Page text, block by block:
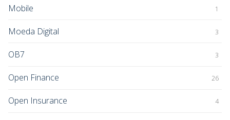
Mobile 1
Moeda Digital 3
OB7 3
Open Finance 26
Open Insurance 4